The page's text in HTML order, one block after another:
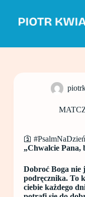
j
🛐 #PsalmNaDzień
„Chwalcie Pana,
Dobroć Boga nie
podręcznika. To
ciebie każdego